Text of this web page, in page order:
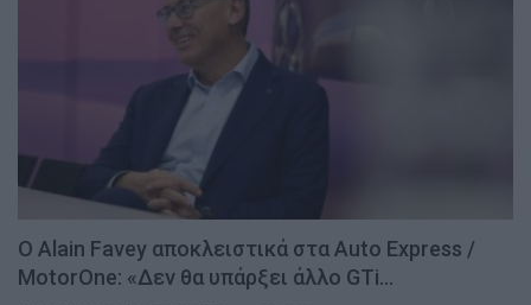
Ο Alain Favey αποκλειστικά στα Auto Express /
MotorOne: «Δεν θα υπάρξει άλλο GTi…